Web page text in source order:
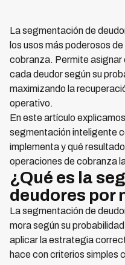
La segmentación de
los usos más poderosos
cobranza. Permite
cada deudor según su
maximizando la
operativo.
En este artículo
segmentación inteligente
implementa y qué
operaciones de cobranza
¿Qué es la
deudores por
La segmentación de
mora según su
aplicar la estrategia
hace con criterios simples